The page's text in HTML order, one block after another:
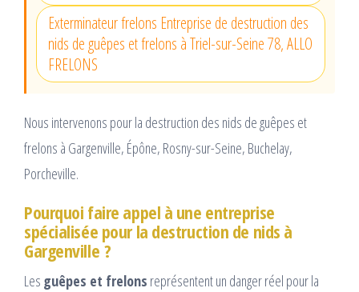
Exterminateur frelons Entreprise de destruction des
nids de guêpes et frelons à Triel-sur-Seine 78, ALLO
FRELONS
Nous intervenons pour la destruction des nids de guêpes et
frelons à Gargenville, Épône, Rosny-sur-Seine, Buchelay,
Porcheville.
Pourquoi faire appel à une entreprise
spécialisée pour la destruction de nids à
Gargenville ?
Les guêpes et frelons représentent un danger réel pour la